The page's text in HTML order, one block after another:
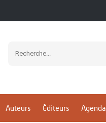
Auteurs Éditeurs Agenda